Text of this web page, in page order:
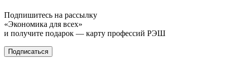
Подпишитесь на рассылку
«Экономика для всех»
и получите подарок — карту профессий РЭШ
Подписаться